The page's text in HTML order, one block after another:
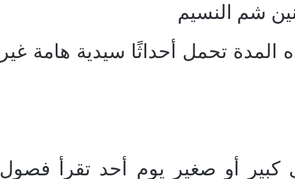
شم النسيم
المدة تحمل أحداثًا سيدية هامة غير
كبير أو صغير يوم أحد تقرأ فصول